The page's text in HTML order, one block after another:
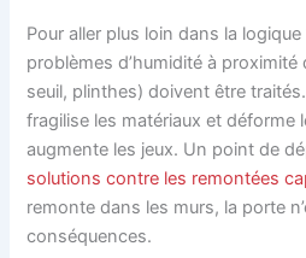
Pour aller plus loin dans la logique
problèmes d’humidité à proximité
seuil, plinthes) doivent être
fragilise les matériaux et déforme
augmente les jeux. Un point de
solutions contre les remontées
remonte dans les murs, la porte
conséquences.